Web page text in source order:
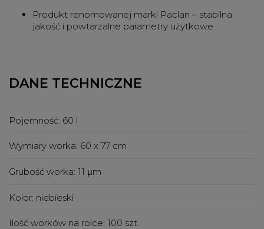
Produkt renomowanej marki Paclan – stabilna
jakość i powtarzalne parametry użytkowe.
DANE TECHNICZNE
Pojemność: 60 l
Wymiary worka: 60 x 77 cm
Grubość worka: 11 μm
Kolor: niebieski
Ilość worków na rolce: 100 szt.